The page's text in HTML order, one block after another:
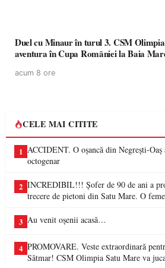
Duel cu Minaur în turul 3. CSM
aventura în Cupa României la Baia
acum 8 ore
CELE MAI CITITE
1 ACCIDENT. O oșancă din Negrești-
octogenar
2 INCREDIBIL!!! Șofer de 90 de ani a
trecere de pietoni din Satu Mare. O
3 Au venit oșenii acasă…
4 PROMOVARE. Veste extraordinară
Sătmar! CSM Olimpia Satu Mare va